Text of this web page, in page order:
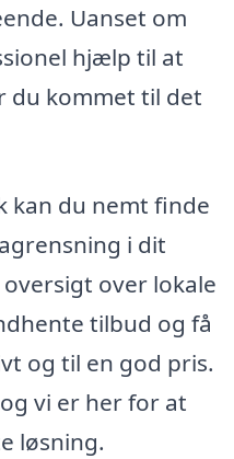
Uanset om
hjælp til at
du kommet til det
kan du nemt finde
i dit
over lokale
tilbud og få
og til en god pris.
vi er her for at
løsning.